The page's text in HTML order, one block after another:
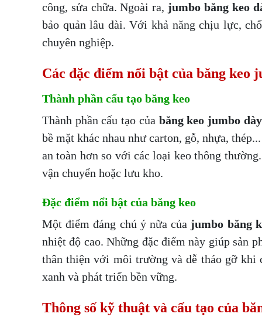
công, sửa chữa. Ngoài ra, jumbo băng keo
bảo quản lâu dài. Với khả năng chịu lực,
chuyên nghiệp.
Các đặc điểm nổi bật của băng keo
Thành phần cấu tạo băng keo
Thành phần cấu tạo của băng keo jumbo
bề mặt khác nhau như carton, gỗ, nhựa,
an toàn hơn so với các loại keo thông
vận chuyển hoặc lưu kho.
Đặc điểm nổi bật của băng keo
Một điểm đáng chú ý nữa của jumbo băng
nhiệt độ cao. Những đặc điểm này giúp sản
thân thiện với môi trường và dễ tháo gỡ khi
xanh và phát triển bền vững.
Thông số kỹ thuật và cấu tạo của